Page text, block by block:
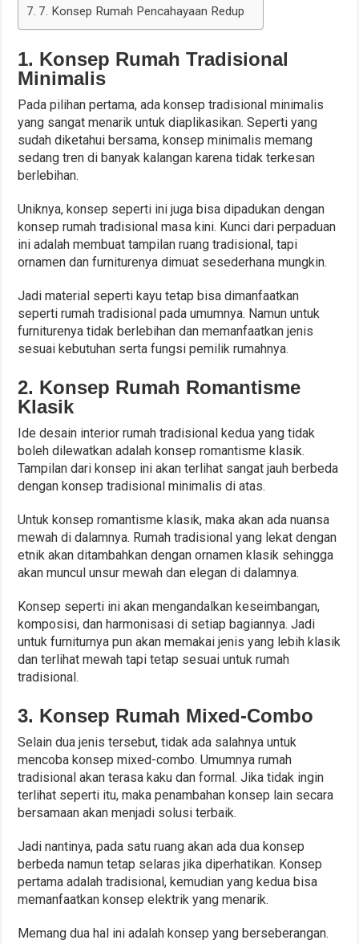
7. Konsep Rumah Pencahayaan Redup
1. Konsep Rumah Tradisional
Minimalis
Pada pilihan pertama, ada konsep tradisional minimalis
yang sangat menarik untuk diaplikasikan. Seperti yang
sudah diketahui bersama, konsep minimalis memang
sedang tren di banyak kalangan karena tidak terkesan
berlebihan.
Uniknya, konsep seperti ini juga bisa dipadukan dengan
konsep rumah tradisional masa kini. Kunci dari perpaduan
ini adalah membuat tampilan ruang tradisional, tapi
ornamen dan furniturenya dimuat sesederhana mungkin.
Jadi material seperti kayu tetap bisa dimanfaatkan
seperti rumah tradisional pada umumnya. Namun untuk
furniturenya tidak berlebihan dan memanfaatkan jenis
sesuai kebutuhan serta fungsi pemilik rumahnya.
2. Konsep Rumah Romantisme
Klasik
Ide desain interior rumah tradisional kedua yang tidak
boleh dilewatkan adalah konsep romantisme klasik.
Tampilan dari konsep ini akan terlihat sangat jauh berbeda
dengan konsep tradisional minimalis di atas.
Untuk konsep romantisme klasik, maka akan ada nuansa
mewah di dalamnya. Rumah tradisional yang lekat dengan
etnik akan ditambahkan dengan ornamen klasik sehingga
akan muncul unsur mewah dan elegan di dalamnya.
Konsep seperti ini akan mengandalkan keseimbangan,
komposisi, dan harmonisasi di setiap bagiannya. Jadi
untuk furniturnya pun akan memakai jenis yang lebih klasik
dan terlihat mewah tapi tetap sesuai untuk rumah
tradisional.
3. Konsep Rumah Mixed-Combo
Selain dua jenis tersebut, tidak ada salahnya untuk
mencoba konsep mixed-combo. Umumnya rumah
tradisional akan terasa kaku dan formal. Jika tidak ingin
terlihat seperti itu, maka penambahan konsep lain secara
bersamaan akan menjadi solusi terbaik.
Jadi nantinya, pada satu ruang akan ada dua konsep
berbeda namun tetap selaras jika diperhatikan. Konsep
pertama adalah tradisional, kemudian yang kedua bisa
memanfaatkan konsep elektrik yang menarik.
Memang dua hal ini adalah konsep yang berseberangan.